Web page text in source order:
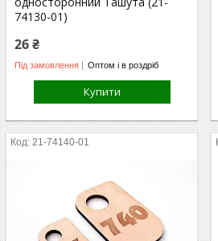
74130-01)
26 ₴
Під замовлення Оптом і в роздріб
Купити
21-74140-01